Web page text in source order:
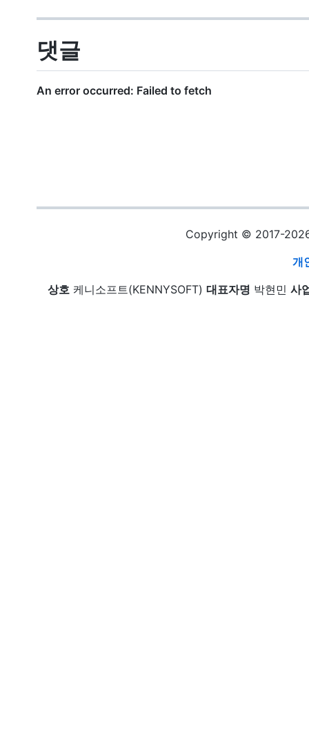
댓글
Copyright © 2017-
개
상호 케니소프트(KENNYSOFT) 대표자명 박현민 사